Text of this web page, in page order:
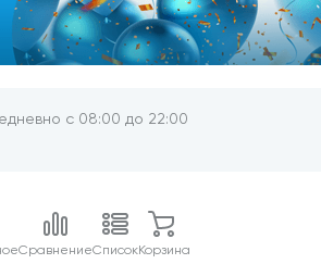
с 08:00 до 22:00
СравнениеСписокКорзина